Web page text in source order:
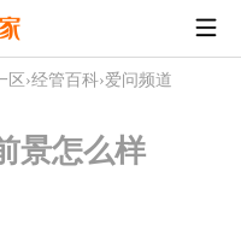
区 ›经管百科›爱问频道
景怎么样